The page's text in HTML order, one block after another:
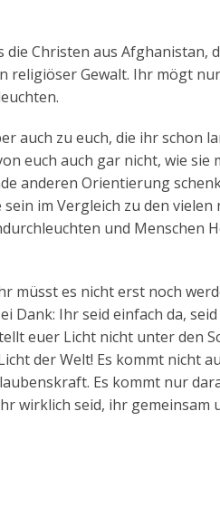
Christen aus Afghanistan,
religiöser Gewalt. Ihr mögt
auch zu euch, die ihr schon
euch auch gar nicht, wie sie
anderen Orientierung
im Vergleich zu den
und Menschen
müsst es nicht erst noch
Dank: Ihr seid einfach da,
euer Licht nicht unter den
der Welt! Es kommt nicht
Es kommt nur
wirklich seid, ihr gemeinsam